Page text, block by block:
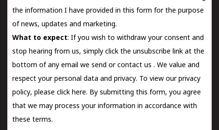
the information I have provided in this form for the purpose
of news, updates and marketing.
What to expect: If you wish to withdraw your consent and
stop hearing from us, simply click the unsubscribe link at the
bottom of any email we send orcontact us . We value and
respect your personal data and privacy. To view our privacy
policy, please click here. By submitting this form, you agree
that we may process your information in accordance with
these terms.